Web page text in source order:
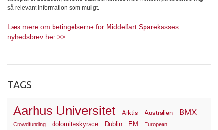
så relevant information som muligt.
Læs mere om betingelserne for Middelfart Sparekasses
nyhedsbrev her >>
TAGS
Aarhus Universitet Arktis Australien BMX
Crowdfunding dolomiteskyrace Dublin EM
European